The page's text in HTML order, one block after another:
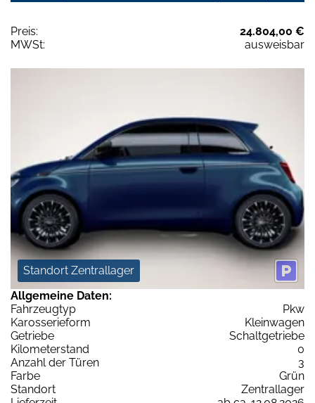
Preis:
24.804,00 €
MWSt:
ausweisbar
Standort Zentrallager
Allgemeine Daten:
Fahrzeugtyp
Pkw
Karosserieform
Kleinwagen
Getriebe
Schaltgetriebe
Kilometerstand
0
Anzahl der Türen
3
Farbe
Grün
Standort
Zentrallager